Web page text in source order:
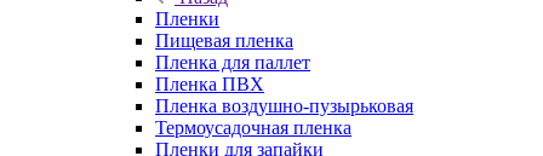
Пленки
Пищевая пленка
Пленка для паллет
Пленка ПВХ
Пленка воздушно-пузырьковая
Термоусадочная пленка
Пленки для запайки